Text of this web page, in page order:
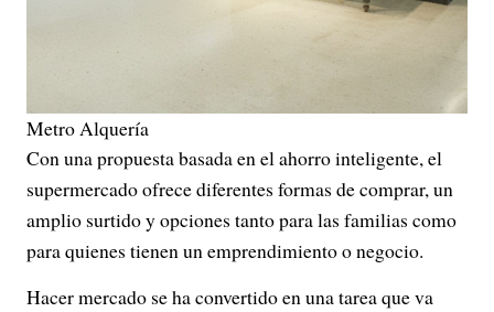
Metro Alquería
Con una propuesta basada en el ahorro inteligente, el
supermercado ofrece diferentes formas de comprar, un
amplio surtido y opciones tanto para las familias como
para quienes tienen un emprendimiento o negocio.
Hacer mercado se ha convertido en una tarea que va